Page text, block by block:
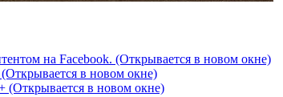
на Facebook. (Открывается в новом окне)
в новом окне)
(Открывается в новом окне)